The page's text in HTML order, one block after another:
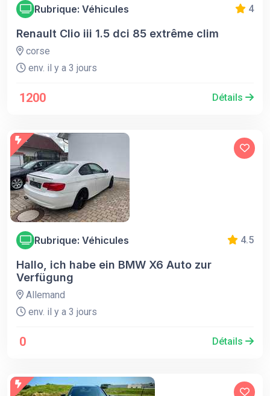
Rubrique: Véhicules 4
Renault Clio iii 1.5 dci 85 extrême clim
corse
env. il y a 3 jours
1200 Détails
Rubrique: Véhicules 4.5
Hallo, ich habe ein BMW X6 Auto zur
Verfügung
Allemand
env. il y a 3 jours
0 Détails